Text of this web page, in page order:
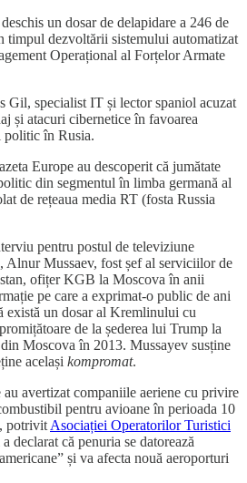
un dosar de delapidare a 246 de
timpul dezvoltării sistemului automatizat
Operațional al Forțelor Armate
Gil, specialist IT și lector spaniol acuzat
și atacuri cibernetice în favoarea
politic în Rusia.
Europe au descoperit că jumătate
din segmentul în limba germană al
de rețeaua media RT (fosta Russia
pentru postul de televiziune
Alnur Mussaev, fost șef al serviciilor de
ofițer KGB la Moscova în anii
pe care a exprimat-o public de ani
există un dosar al Kremlinului cu
de la șederea lui Trump la
Moscova în 2013. Mussayev susține
același kompromat.
au avertizat companiile aeriene cu privire
pentru avioane în perioada 10
potrivit Asociației Operatorilor Turistici
declarat că penuria se datorează
și va afecta nouă aeroporturi